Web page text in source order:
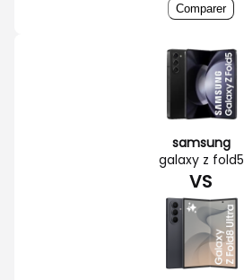
Comparer
samsung
galaxy z fold5
VS